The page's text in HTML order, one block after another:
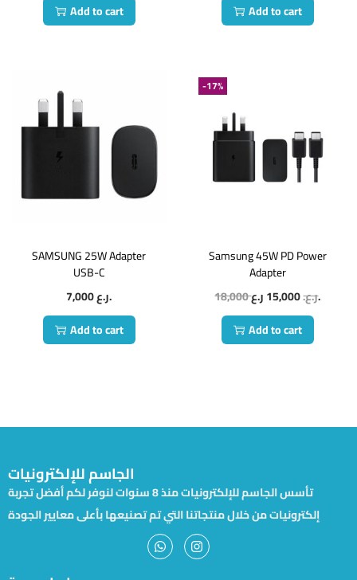
Add to cart
Add to cart
SAMSUNG 25W Adapter
USB-C
7,000
ر.ع.
Add to cart
-17%
Samsung 45W PD Power
Adapter
18,000
ر.ع.15,000
ر.ع.
Add to cart
الجاسم للإلكترونيات
تأسس الجاسم للإلكترونيات منذ 8 سنوات لنوفر لكم أفضل تجربة
إلكترونيات من خلال منتجاتنا التي تم تصنيعها بأعلى معايير الجودة